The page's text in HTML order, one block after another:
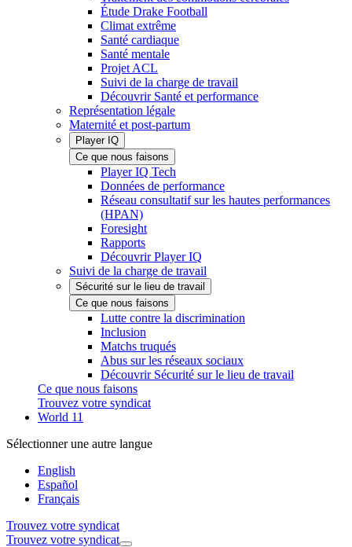
Étude Drake Football
Climat extrême
Santé cardiaque
Santé mentale
Projet ACL
Suivi de la charge de travail
Découvrir Santé et performance
Représentation légale
Maternité et post-partum
Player IQ
Ce que nous faisons
Player IQ Tech
Données de performance
Réseau consultatif sur les hautes performances
(HPAN)
Foresight
Rapports
Découvrir Player IQ
Suivi de la charge de travail
Sécurité sur le lieu de travail
Ce que nous faisons
Lutte contre la discrimination
Inclusion
Matchs truqués
Abus sur les réseaux sociaux
Découvrir Sécurité sur le lieu de travail
Ce que nous faisons
Trouvez votre syndicat
World 11
Sélectionner une autre langue
English
Español
Français
Trouvez votre syndicat
Trouvez votre syndicat